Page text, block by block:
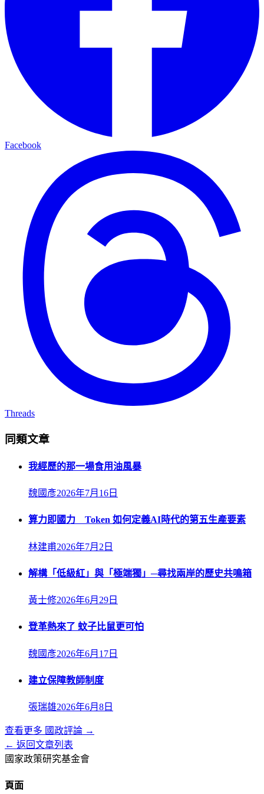
Facebook
Threads
同類文章
我經歷的那一場食用油風暴
魏國彥2026年7月16日
算力即國力 Token 如何定義AI時代的第五生產要素
林建甫2026年7月2日
解構「低級紅」與「極端獨」─尋找兩岸的歷史共鳴箱
黃士修2026年6月29日
登革熱來了 蚊子比鼠更可怕
魏國彥2026年6月17日
建立保障教師制度
張瑞雄2026年6月8日
查看更多 國政評論 →
← 返回文章列表
國家政策研究基金會
頁面